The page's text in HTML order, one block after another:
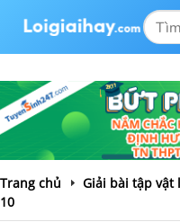
Trang chủ
Giải bài tập vật
10